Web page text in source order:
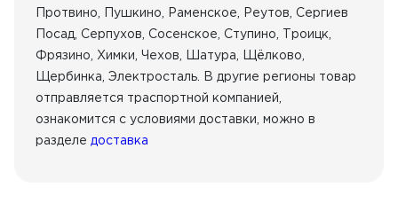
Протвино, Пушкино, Раменское, Реутов, Сергиев
Посад, Серпухов, Сосенское, Ступино, Троицк,
Фрязино, Химки, Чехов, Шатура, Щёлково,
Щербинка, Электросталь. В другие регионы товар
отправляется траспортной компанией,
ознакомится с условиями доставки, можно в
разделе доставка